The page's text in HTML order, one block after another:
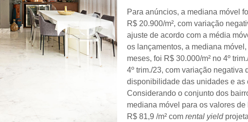
Para anúncios, a mediana móvel
R$ 20.900/m², com variação
ajuste de acordo com a média
os lançamentos, a mediana
meses, foi R$ 30.000/m² no 4º
4º trim./23, com variação negativa
disponibilidade das unidades e as
Considerando o conjunto dos
mediana móvel para os valores
R$ 81,9 /m² com rental yield